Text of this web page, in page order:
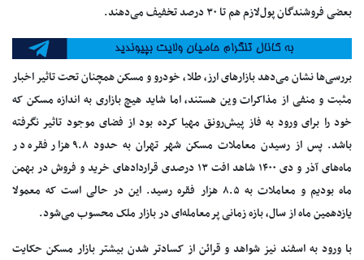
بعضی فروشندگان پول‌لازم هم تا ۳۰ درصد تخفیف می‌دهند.
بررسی‌ها نشان می‌دهد بازار‌های ارز، طلا، خودرو و مسکن همچنان تحت تاثیر اخبار
مثبت و منفی از مذاکرات وین هستند، اما شاید هیچ بازاری به اندازه مسکن که
خود را برای ورود به فاز پیش‌رونق مهیا کرده بود از فضای موجود تاثیر نگرفته
باشد. پس از رسیدن معاملات مسکن شهر تهران به حدود ۹.۸ هزار فقره در
ماه‌های آذر و دی ۱۴۰۰ شاهد افت ۱۳ درصدی قرارداد‌های خرید و فروش در بهمن
ماه بودیم و معاملات به ۸.۵ هزار فقره رسید. این در حالی است که معمولا
یازدهمین ماه از سال، بازه زمانی پرمعامله‌ای در بازار ملک محسوب می‌شود.
با ورود به اسفند نیز شواهد و قرائن از کسادتر شدن بیشتر بازار مسکن حکایت